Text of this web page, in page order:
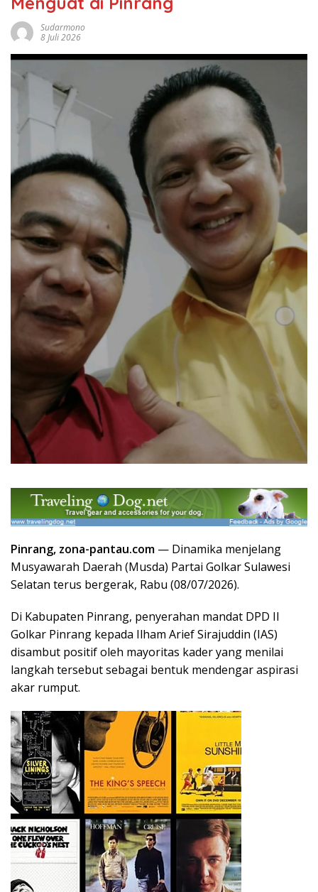
Sudarmono
8 Juli 2026
Pinrang, zona-pantau.com — Dinamika menjelang
Musyawarah Daerah (Musda) Partai Golkar Sulawesi
Selatan terus bergerak, Rabu (08/07/2026).
Di Kabupaten Pinrang, penyerahan mandat DPD II
Golkar Pinrang kepada Ilham Arief Sirajuddin (IAS)
disambut positif oleh mayoritas kader yang menilai
langkah tersebut sebagai bentuk mendengar aspirasi
akar rumput.